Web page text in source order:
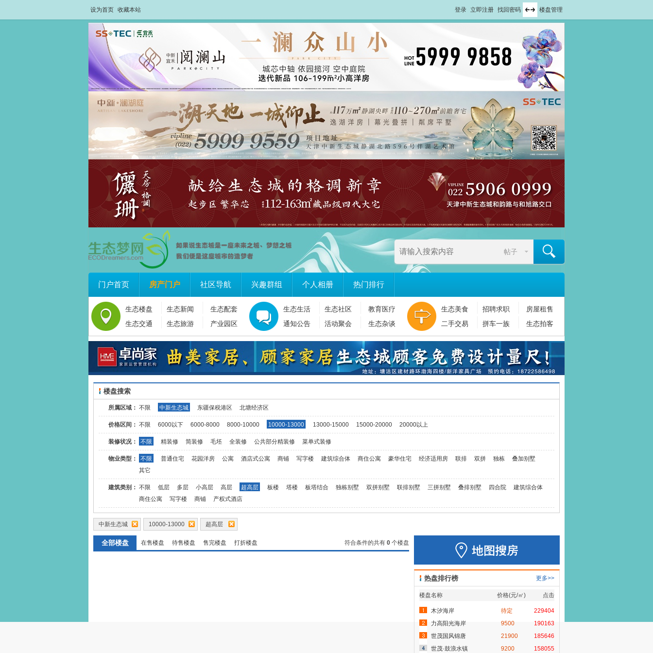
设为首页 收藏本站 登录 立即注册 找回密码 楼盘管理
帖子
门户首页 房产门户 社区导航 兴趣群组 个人相册 热门排行
搜索
生态楼盘 生态新闻
生态配套
生态交通
生态旅游 产业园区
生态生活 生态社区
教育医疗
通知公告
活动聚会 生态杂谈
生态美食 招聘求职
房屋租售
二手交易
拼车一族 生态拍客
楼盘搜索
所属区域： 不限 中新生态城 东疆保税港区 北塘经济区
价格区间： 不限 6000以下 6000-8000 8000-10000 10000-13000 13000-15000 15000-20000 20000以上
装修状况： 不限 精装修 简装修 毛坯 全装修 公共部分精装修 菜单式装修
物业类型： 不限 普通住宅 花园洋房 公寓 酒店式公寓 商铺 写字楼 建筑综合体 商住公寓 豪华住宅 经济适用房 联排 双拼 独栋
叠加别墅
其它
建筑类别： 不限 低层 多层 小高层 高层 超高层 板楼 塔楼 板塔结合 独栋别墅 双拼别墅 联排别墅 三拼别墅 叠排别墅 四合院
建筑综合体
商住公寓
写字楼 商铺 产权式酒店
中新生态城 10000-13000 超高层
全部楼盘 在售楼盘 待售楼盘 售完楼盘 打折楼盘 符合条件的共有 0 个楼盘
热盘排行榜 更多>>
楼盘名称 价格(元/㎡) 点击
木汐海岸 待定
229404
力高阳光海岸
9500
190163
世茂国风锦唐
21900
185646
世茂·鼓浪水镇
9200 158055